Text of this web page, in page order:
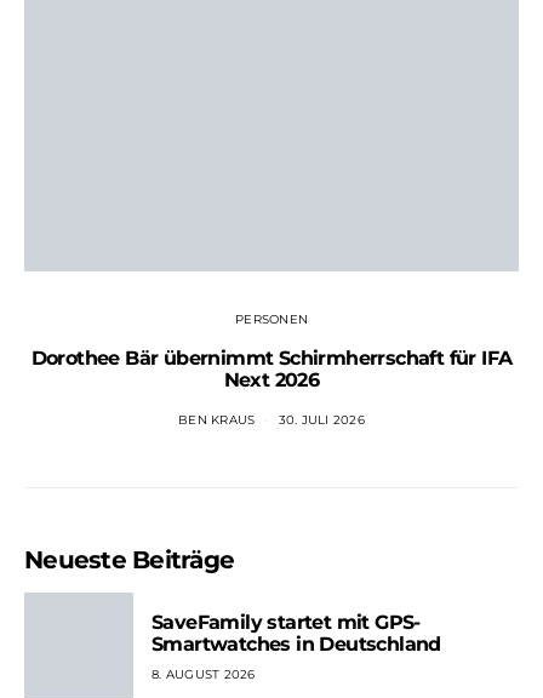
PERSONEN
Dorothee Bär übernimmt Schirmherrschaft für IFA
Next 2026
BEN KRAUS 30. JULI 2026
Neueste Beiträge
SaveFamily startet mit GPS-
Smartwatches in Deutschland
8. AUGUST 2026